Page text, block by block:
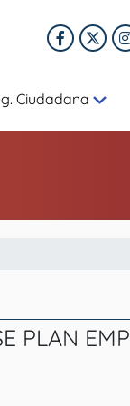
Ciudadana
PLAN